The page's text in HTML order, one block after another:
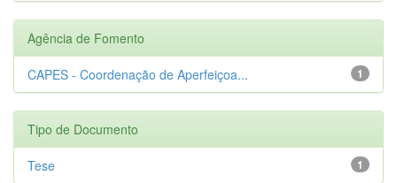
Agência de Fomento
1
CAPES - Coordenação de Aperfeiçoa...
Tipo de Documento
1
Tese